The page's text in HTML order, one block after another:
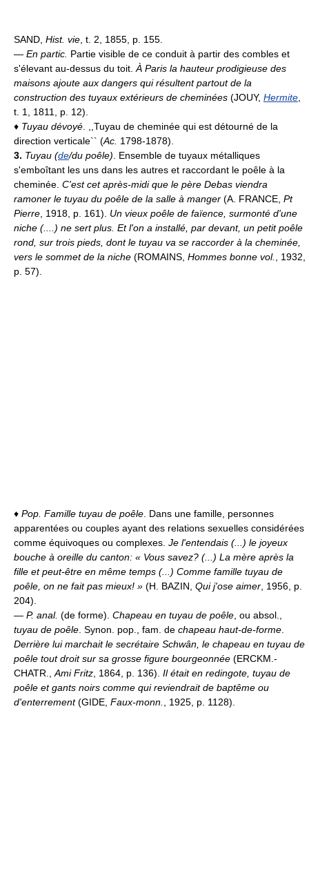
SAND, Hist. vie , t. 2, 1855, p. 155.
— En partic. Partie visible de ce conduit à partir des combles et
s'élevant au-dessus du toit. À Paris la hauteur prodigieuse des
maisons ajoute aux dangers qui résultent partout de la
construction des tuyaux extérieurs de cheminées (JOUY, Hermite
t. 1, 1811, p. 12).
♦ Tuyau dévoyé . ,,Tuyau de cheminée qui est détourné de la
direction verticale`` (Ac. 1798-1878).
3. Tuyau (de/du poêle) . Ensemble de tuyaux métalliques
s'emboîtant les uns dans les autres et raccordant le poêle à la
cheminée. C'est cet après-midi que le père Debas viendra
ramoner le tuyau du poêle de la salle à manger (A. FRANCE, Pt
Pierre , 1918, p. 161). Un vieux poêle de faïence, surmonté d'une
niche (....) ne sert plus. Et l'on a installé, par devant, un petit poêle
rond, sur trois pieds, dont le tuyau va se raccorder à la cheminée,
vers le sommet de la niche (ROMAINS, Hommes bonne vol.
, 1932,
p. 57).
♦ Pop. Famille tuyau de poêle . Dans une famille, personnes
apparentées ou couples ayant des relations sexuelles considérées
comme équivoques ou complexes. Je l'entendais (...) le joyeux
bouche à oreille du canton: « Vous savez? (...) La mère après la
fille et peut-être en même temps (...) Comme famille tuyau de
poêle, on ne fait pas mieux! » (H. BAZIN, Qui j'ose aimer , 1956, p.
204).
— P. anal. (de forme). Chapeau en tuyau de poêle , ou absol.,
tuyau de poêle . Synon. pop., fam. de chapeau haut-de-forme
Derrière lui marchait le secrétaire Schwân, le chapeau en tuyau de
poêle tout droit sur sa grosse figure bourgeonnée (ERCKM.-
CHATR., Ami Fritz , 1864, p. 136). Il était en redingote, tuyau de
poêle et gants noirs comme qui reviendrait de baptême ou
d'enterrement(GIDE, Faux-monn. , 1925, p. 1128).